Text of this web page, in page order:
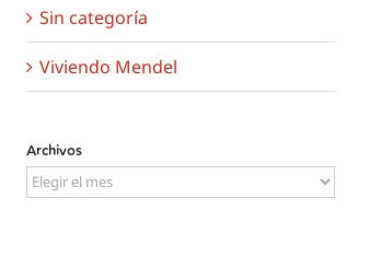
Sin categoría
Viviendo Mendel
Archivos
Archivos